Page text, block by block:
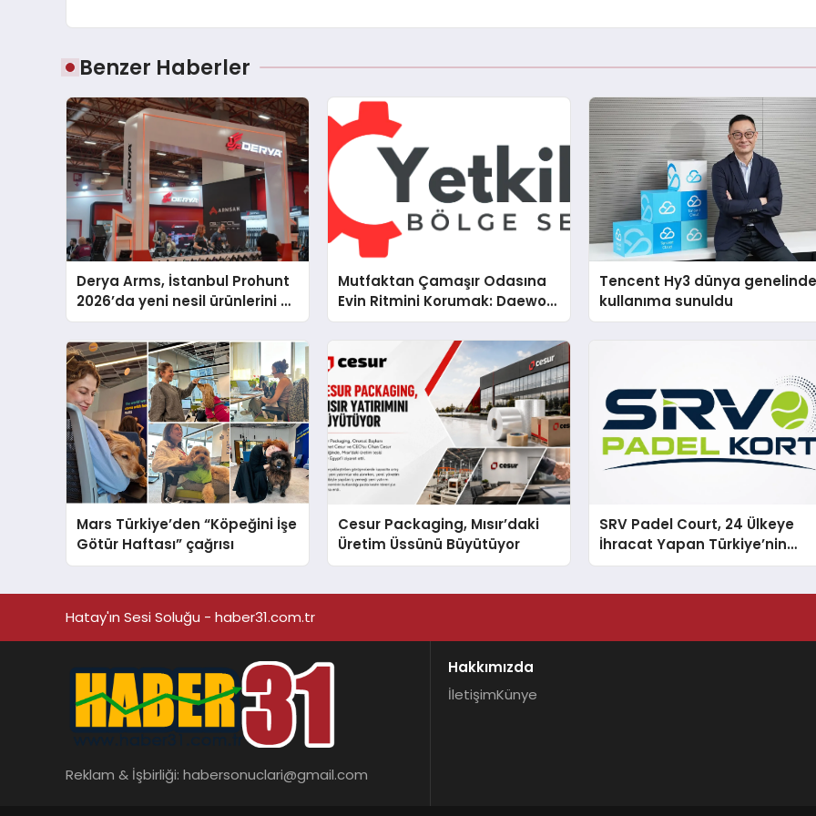
Benzer Haberler
Derya Arms, İstanbul Prohunt
2026’da yeni nesil ürünlerini ve
global marka vizyonunu
sergiledi
Mutfaktan Çamaşır Odasına
Evin Ritmini Korumak: Daewoo
Cihazlarında Dürüst Teknik
Destek Deneyimi
Tencent Hy3 dünya
kullanıma sunuldu
Mars Türkiye’den “Köpeğini İşe
Götür Haftası” çağrısı
Cesur Packaging, Mısır’daki
Üretim Üssünü Büyütüyor
SRV Padel Court, 24 Ülkeye
İhracat Yapan Türkiye’nin
Padel Kortu Üretim Gücü
Hatay'ın Sesi Soluğu - haber31.com.tr
Reklam & İşbirliği: habersonuclari@gmail.com
Hakkımızda
İletişimKünye